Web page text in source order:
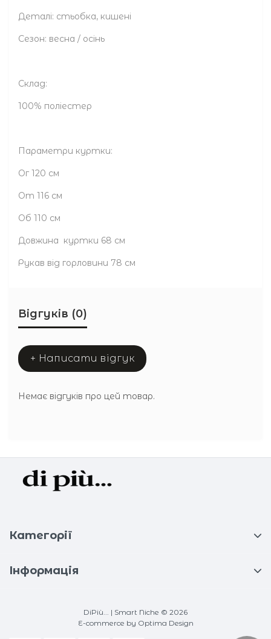
Деталі: стьобка, кишені
Сезон: весна / осінь
Склад:
100% поліестер
Параметри куртки:
Ог 120 см
От 116 см
Об 110 см
Довжина куртки 68 см
Рукав від горловини 78 см
Відгуків (0)
+ Написати відгук
Немає відгуків про цей товар.
Категорії
Інформація
DiPiù... | Smart Niche © 2026
E-commerce by Optima Design